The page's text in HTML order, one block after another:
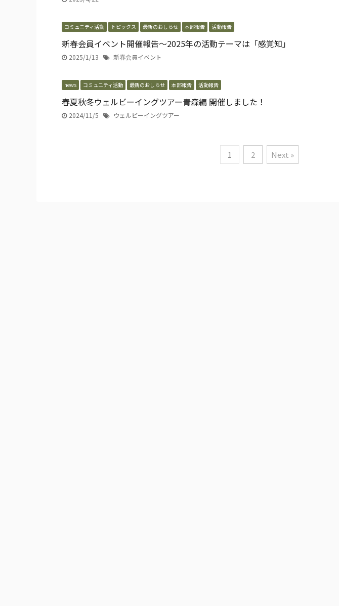
コミュニティ活動 トピックス 最新のおしらせ 本部報告 活動報告
新春会員イベント開催報告〜2025年の活動テーマは「感覚知」
2025/1/13 新春会員イベント
news コミュニティ活動 最新のおしらせ 本部報告 活動報告
春夏秋冬ウェルビーイングツアー青森編 開催しました！
2024/11/5 ウェルビーイングツアー
1 2 Next »